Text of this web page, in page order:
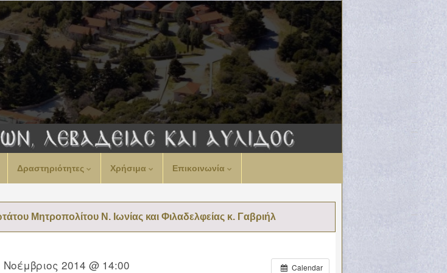
Δραστηριότητες Χρήσιμα Επικοινωνία
Μητροπολίτου Ν. Ιωνίας και Φιλαδελφείας κ. Γαβριήλ
Calendar
Νοέμβριος 2014 @ 14:00